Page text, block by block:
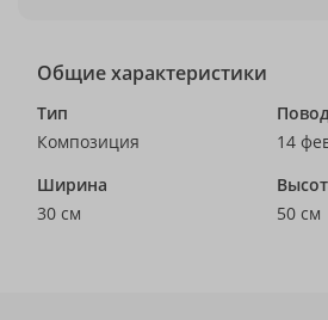
Общие характеристики
Тип
Композиция
14
Ширина
30 см
50 см